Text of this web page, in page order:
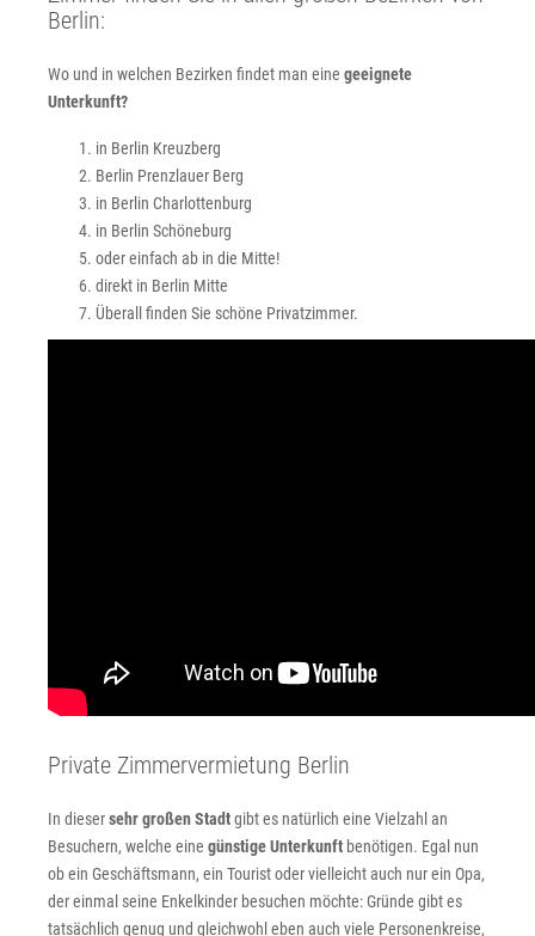
Berlin:
Wo und in welchen Bezirken findet man eine geeignete
Unterkunft?
in Berlin Kreuzberg
Berlin Prenzlauer Berg
in Berlin Charlottenburg
in Berlin Schöneburg
oder einfach ab in die Mitte!
direkt in Berlin Mitte
Überall finden Sie schöne Privatzimmer.
Private Zimmervermietung Berlin
In diesersehr großen Stadtgibt es natürlich eine Vielzahl an
Besuchern, welche eine günstige Unterkunft benötigen. Egal nun
ob ein Geschäftsmann, ein Tourist oder vielleicht auch nur ein Opa,
der einmal seine Enkelkinder besuchen möchte: Gründe gibt es
tatsächlich genug und gleichwohl eben auch viele Personenkreise,